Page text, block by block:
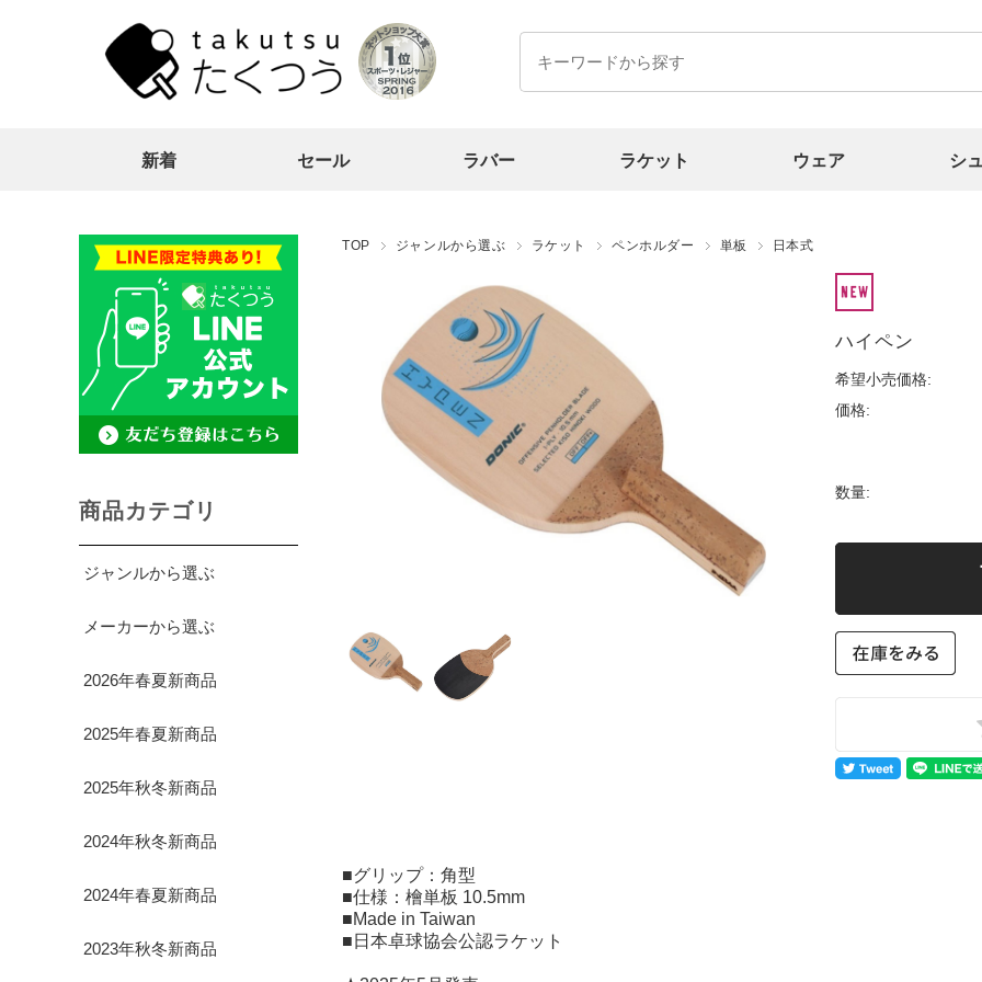
新着 セール ラバー ラケット ウェア シ
TOP ジャンルから選ぶ ラケット ペンホルダー 単板 日本式
ハイペン
希望小売価格:
価格:
数量:
■グリップ：角型
■仕様：檜単板 10.5mm
■Made in Taiwan
■日本卓球協会公認ラケット
商品カテゴリ
ジャンルから選ぶ
メーカーから選ぶ
2026年春夏新商品
2025年春夏新商品
2025年秋冬新商品
2024年秋冬新商品
2024年春夏新商品
2023年秋冬新商品